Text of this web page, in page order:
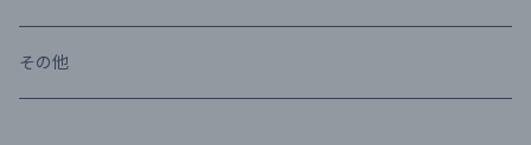
メール鑑定
その他
その他